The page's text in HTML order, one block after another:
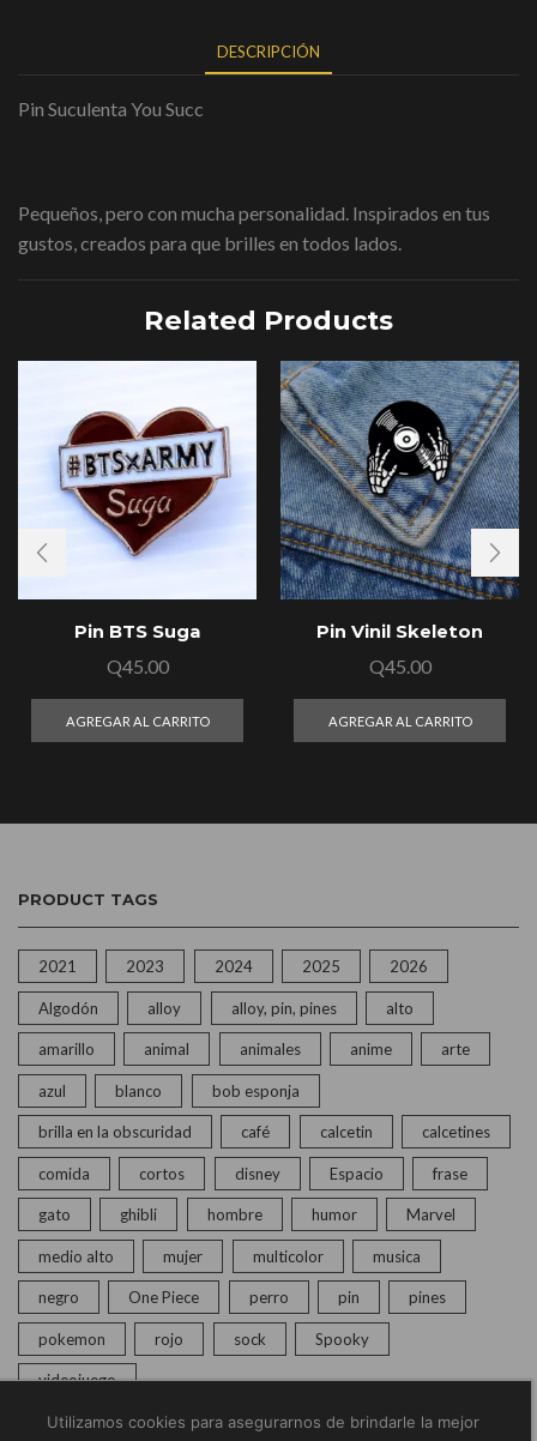
DESCRIPCIÓN
Pin Suculenta You Succ
Pequeños, pero con mucha personalidad. Inspirados en tus
gustos, creados para que brilles en todos lados.
Related Products
Pin BTS Suga
Q45.00
AGREGAR AL CARRITO
Pin Vinil Skeleton
Q45.00
AGREGAR AL CARRITO
PRODUCT TAGS
2021 2023 2024 2025 2026
Algodón alloy alloy, pin, pines alto
amarillo animal animales anime arte
azul blanco bob esponja
brilla en la obscuridad café calcetin calcetines
comida cortos disney Espacio frase
gato ghibli hombre humor Marvel
medio alto mujer multicolor musica
negro One Piece perro pin pines
pokemon rojo sock Spooky
videojuego
Utilizamos cookies para asegurarnos de brindarle la mejor